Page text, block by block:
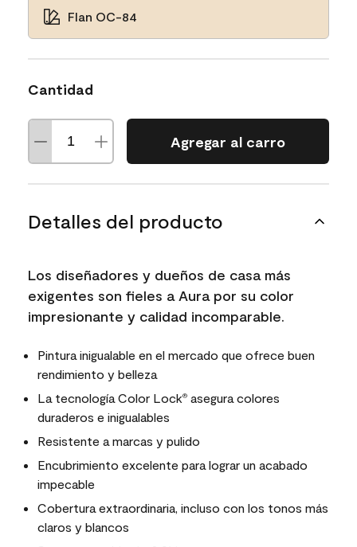
Flan OC-84
Cantidad
Agregar al carro
Detalles del producto
Los diseñadores y dueños de casa más
exigentes son fieles a Aura por su color
impresionante y calidad incomparable.
Pintura inigualable en el mercado que ofrece buen
rendimiento y belleza
La tecnología Color Lock® asegura colores
duraderos e inigualables
Resistente a marcas y pulido
Encubrimiento excelente para lograr un acabado
impecable
Cobertura extraordinaria, incluso con los tonos más
claros y blancos